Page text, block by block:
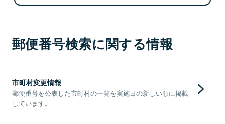
郵便番号検索に関する情報
市町村変更情報
郵便番号を公表した市町村の一覧を実施日の新しい順に掲載
しています。